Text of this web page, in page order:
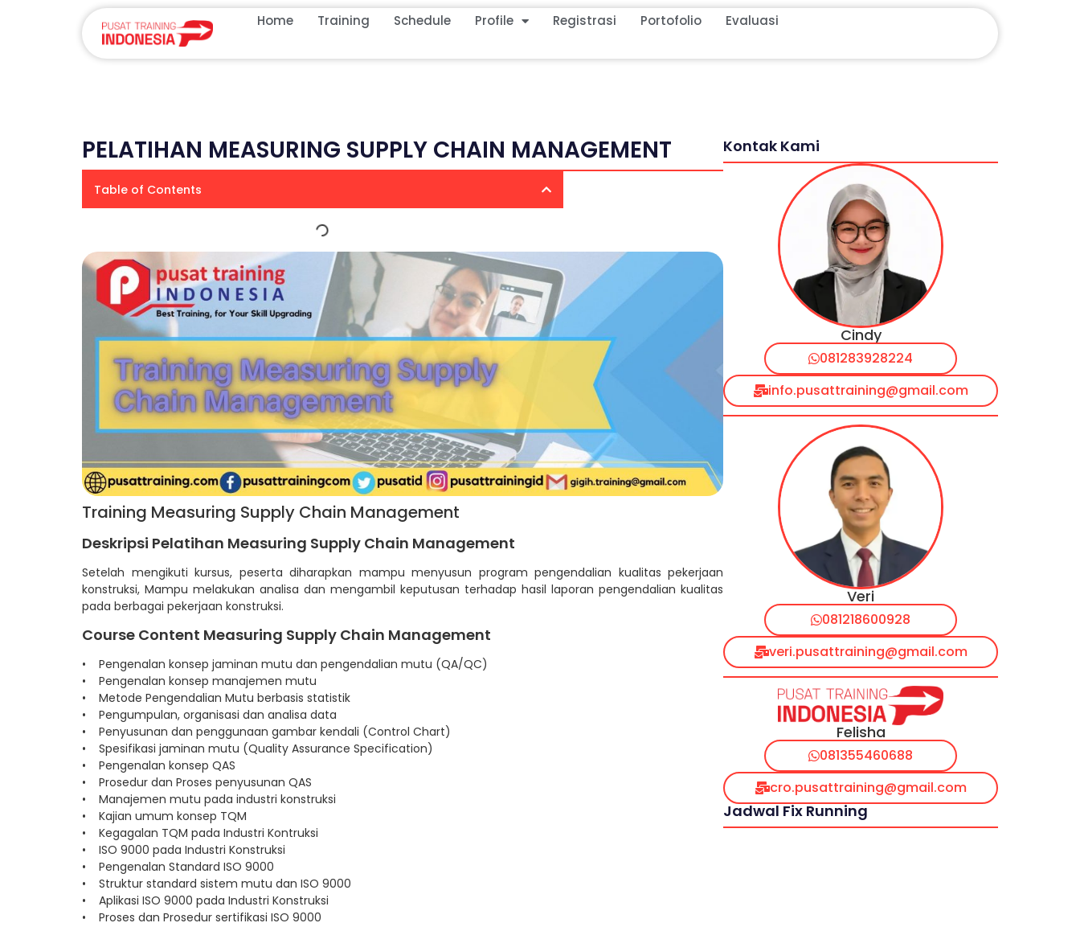
Home Training Schedule Profile Registrasi Portofolio Evaluasi
PELATIHAN MEASURING SUPPLY CHAIN MANAGEMENT
Table of Contents
Training Measuring Supply Chain Management
Deskripsi Pelatihan Measuring Supply Chain Management
Setelah mengikuti kursus, peserta diharapkan mampu menyusun program pengendalian kualitas pekerjaan
konstruksi, Mampu melakukan analisa dan mengambil keputusan terhadap hasil laporan pengendalian kualitas
pada berbagai pekerjaan konstruksi.
Course Content Measuring Supply Chain Management
• Pengenalan konsep jaminan mutu dan pengendalian mutu (QA/QC)
• Pengenalan konsep manajemen mutu
• Metode Pengendalian Mutu berbasis statistik
• Pengumpulan, organisasi dan analisa data
• Penyusunan dan penggunaan gambar kendali (Control Chart)
• Spesifikasi jaminan mutu (Quality Assurance Specification)
• Pengenalan konsep QAS
• Prosedur dan Proses penyusunan QAS
• Manajemen mutu pada industri konstruksi
• Kajian umum konsep TQM
• Kegagalan TQM pada Industri Kontruksi
• ISO 9000 pada Industri Konstruksi
• Pengenalan Standard ISO 9000
• Struktur standard sistem mutu dan ISO 9000
• Aplikasi ISO 9000 pada Industri Konstruksi
• Proses dan Prosedur sertifikasi ISO 9000
Kontak Kami
Cindy
081283928224
info.pusattraining@gmail.com
Veri
081218600928
veri.pusattraining@gmail.com
Felisha
081355460688
cro.pusattraining@gmail.com
Jadwal Fix Running